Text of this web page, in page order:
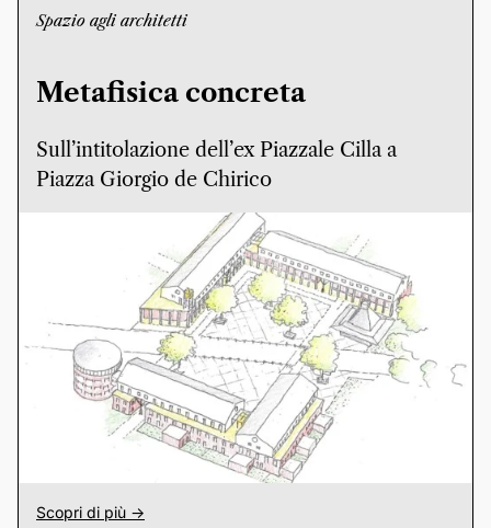
Spazio agli architetti
Metafisica concreta
Sull’intitolazione dell’ex Piazzale Cilla a
Piazza Giorgio de Chirico
Scopri di più ->